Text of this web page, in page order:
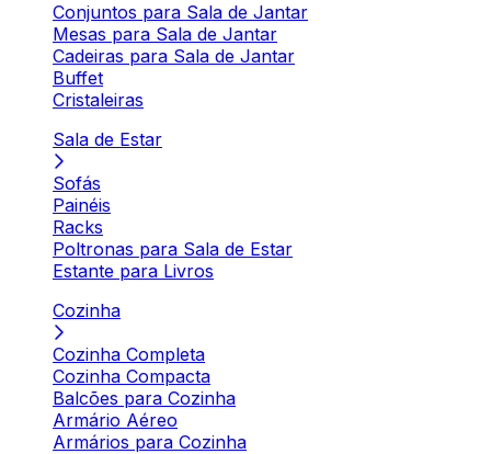
Conjuntos para Sala de Jantar
Mesas para Sala de Jantar
Cadeiras para Sala de Jantar
Buffet
Cristaleiras
Sala de Estar
Sofás
Painéis
Racks
Poltronas para Sala de Estar
Estante para Livros
Cozinha
Cozinha Completa
Cozinha Compacta
Balcões para Cozinha
Armário Aéreo
Armários para Cozinha